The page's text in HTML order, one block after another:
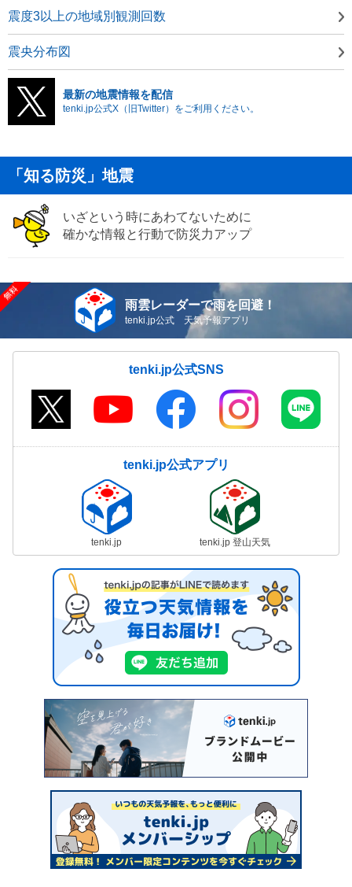
震度3以上の地域別観測回数
震央分布図
最新の地震情報を配信
tenki.jp公式X（旧Twitter）をご利用ください。
「知る防災」地震
いざという時にあわてないために
確かな情報と行動で防災力アップ
雨雲レーダーで雨を回避！
tenki.jp公式 天気予報アプリ
tenki.jp公式SNS
tenki.jp公式アプリ
tenki.jp tenki.jp 登山天気